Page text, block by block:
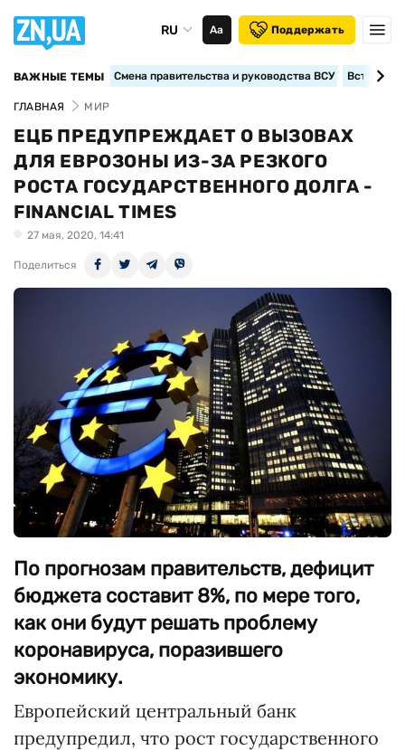
RU Аа Поддержать
ВАЖНЫЕ ТЕМЫ Смена правительства и руководства ВСУ
ГЛАВНАЯ МИР
ЕЦБ ПРЕДУПРЕЖДАЕТ О ВЫЗОВАХ
ДЛЯ ЕВРОЗОНЫ ИЗ-ЗА РЕЗКОГО
РОСТА ГОСУДАРСТВЕННОГО ДОЛГА -
FINANCIAL TIMES
27 мая, 2020, 14:41
Поделиться
По прогнозам правительств, дефицит
бюджета составит 8%, по мере того,
как они будут решать проблему
коронавируса, поразившего
экономику.
Европейский центральный банк
предупредил, что рост государственного